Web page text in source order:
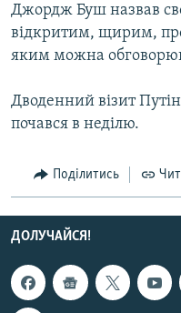
Джордж Буш назвав
відкритим, щирим,
яким можна
Дводенний візит
почався в неділю.
Поділитись
ДОЛУЧАЙСЯ!